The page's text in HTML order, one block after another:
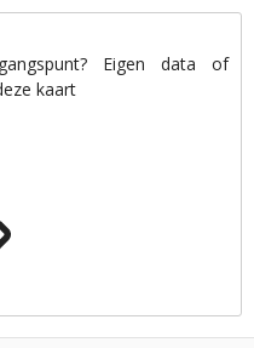
Eigen data of
kaart